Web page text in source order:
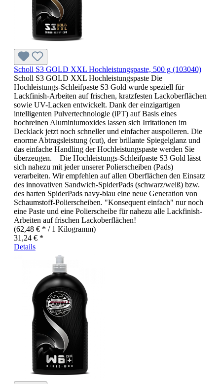
Scholl S3 GOLD XXL Hochleistungspaste, 500 g (103040)
Scholl S3 GOLD XXL Hochleistungspaste Die
Hochleistungs-Schleifpaste S3 Gold wurde speziell für
Lackfinish-Arbeiten auf frischen, kratzfesten Lackoberflächen
sowie UV-Lacken entwickelt. Dank der einzigartigen
intelligenten Pulvertechnologie (iPT) auf Basis eines
hochreinen Aluminiumoxides lassen sich Irritationen im
Decklack jetzt noch schneller und einfacher auspolieren. Die
enorme Abtragsleistung (cut), der brillante Spiegelglanz und
das einfache Handling der Hochleistungspaste werden Sie
überzeugen. Die Hochleistungs-Schleifpaste S3 Gold lässt
sich nahezu mit jeder unserer Polierscheiben (Pads)
verarbeiten. Wir empfehlen auf allen Oberflächen den Einsatz
des innovativen Sandwich-SpiderPads (schwarz/weiß) bzw.
des harten SpiderPads navy-blau eine neue Generation von
Schaumstoff-Polierscheiben. "Konsequent einfach" nur noch
eine Paste und eine Polierscheibe für nahezu alle Lackfinish-
Arbeiten auf frischen Lackoberflächen!
(62,48 € * / 1 Kilogramm)
31,24 € *
Details